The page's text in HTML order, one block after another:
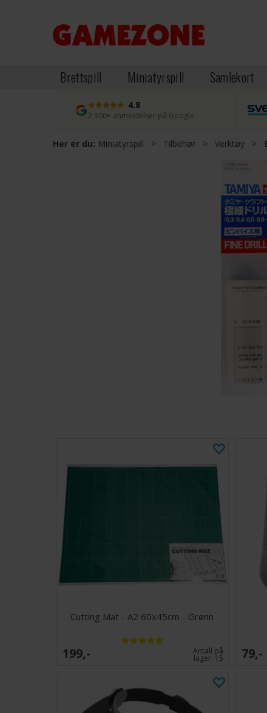
Brettspill Miniatyrspill Samlekort
4.8
2 300+ anmeldelser på Google
Her er du: Miniatyrspill > Tilbehør > Verktøy >
Cutting Mat - A2 60x45cm - Grønn
199,- Antall på
lager: 15 79,-